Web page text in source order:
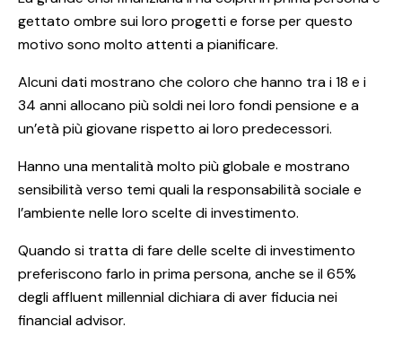
gettato ombre sui loro progetti e forse per questo
motivo sono molto attenti a pianificare.
Alcuni dati mostrano che coloro che hanno tra i 18 e i
34 anni allocano più soldi nei loro fondi pensione e a
un’età più giovane rispetto ai loro predecessori.
Hanno una mentalità molto più globale e mostrano
sensibilità verso temi quali la responsabilità sociale e
l’ambiente nelle loro scelte di investimento.
Quando si tratta di fare delle scelte di investimento
preferiscono farlo in prima persona, anche se il 65%
degli affluent millennial dichiara di aver fiducia nei
financial advisor.